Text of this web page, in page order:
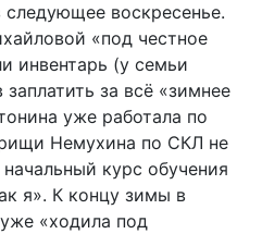
воскресенье.
«под честное
инвентарь (у семьи
за всё «зимнее
уже работала по
Немухина по СКЛ не
курс обучения
я». К концу зимы в
«ходила под